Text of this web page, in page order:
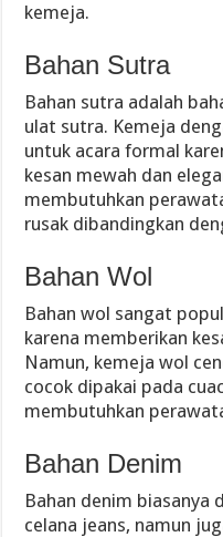
kemeja.
Bahan Sutra
Bahan sutra adalah
ulat sutra. Kemeja
untuk acara formal
kesan mewah dan
membutuhkan
rusak dibandingkan
Bahan Wol
Bahan wol sangat
karena memberikan
Namun, kemeja wol
cocok dipakai pada
membutuhkan
Bahan Denim
Bahan denim biasanya
celana jeans, namun